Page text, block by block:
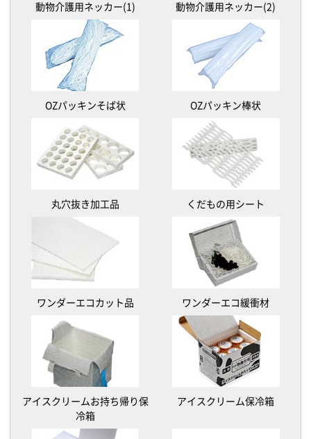
動物介護用ネッカー(1) 動物介護用ネッカー(2)
OZパッキンそば状 OZパッキン棒状
丸穴抜き加工品 くだもの用シート
ワンダーエコカット品 ワンダーエコ緩衝材
アイスクリームお持ち帰り保
冷箱
アイスクリーム保冷箱